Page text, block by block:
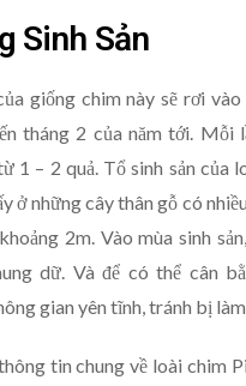
Sinh Sản
giống chim này sẽ rơi
tháng 2 của năm tới. Mỗi
1 – 2 quả. Tổ sinh sản của
ở những cây thân gỗ có
2m. Vào mùa sinh
dữ. Và để có thể cân
gian yên tĩnh, tránh bị
tin chung về loài chim